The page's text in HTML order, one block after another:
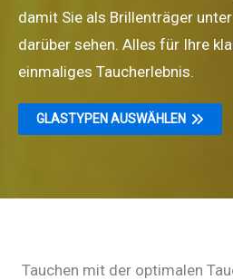
damit Sie als Brillenträger
darüber sehen. Alles für Ihre
einmaliges Taucherlebnis.
GLASTYPEN AUSWÄHLEN
Tauchen mit der optimalen